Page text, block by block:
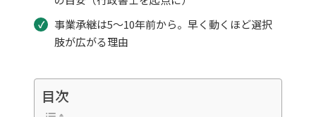
事業承継は5〜10年前から。早く動くほど選択
肢が広がる理由
目次